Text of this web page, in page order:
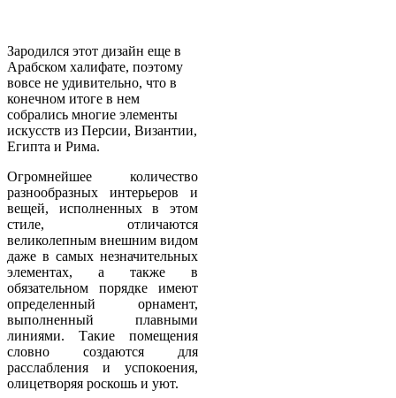
Зародился этот дизайн еще в
Арабском халифате, поэтому
вовсе не удивительно, что в
конечном итоге в нем
собрались многие элементы
искусств из Персии, Византии,
Египта и Рима.
Огромнейшее количество
разнообразных интерьеров и
вещей, исполненных в этом
стиле, отличаются
великолепным внешним видом
даже в самых незначительных
элементах, а также в
обязательном порядке имеют
определенный орнамент,
выполненный плавными
линиями. Такие помещения
словно создаются для
расслабления и успокоения,
олицетворяя роскошь и уют.